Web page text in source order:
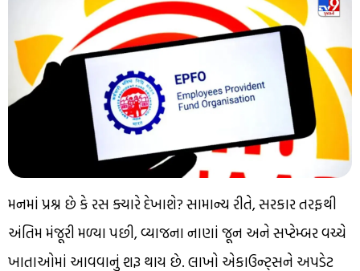
મનમાં પ્રશ્ન છે કે રસ ક્યારે દેખાશે? સામાન્ય રીતે, સરકાર તરફથી
અંતિમ મંજૂરી મળ્યા પછી, વ્યાજના નાણાં જૂન અને સપ્ટેમ્બર વચ્ચે
ખાતાઓમાં આવવાનું શરૂ થાય છે. લાખો એકાઉન્ટ્સને અપડેટ